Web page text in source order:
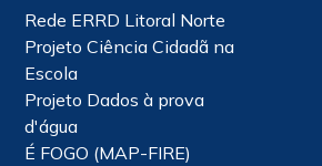
Rede ERRD Litoral Norte
Projeto Ciência Cidadã na
Escola
Projeto Dados à prova
d'água
É FOGO (MAP-FIRE)